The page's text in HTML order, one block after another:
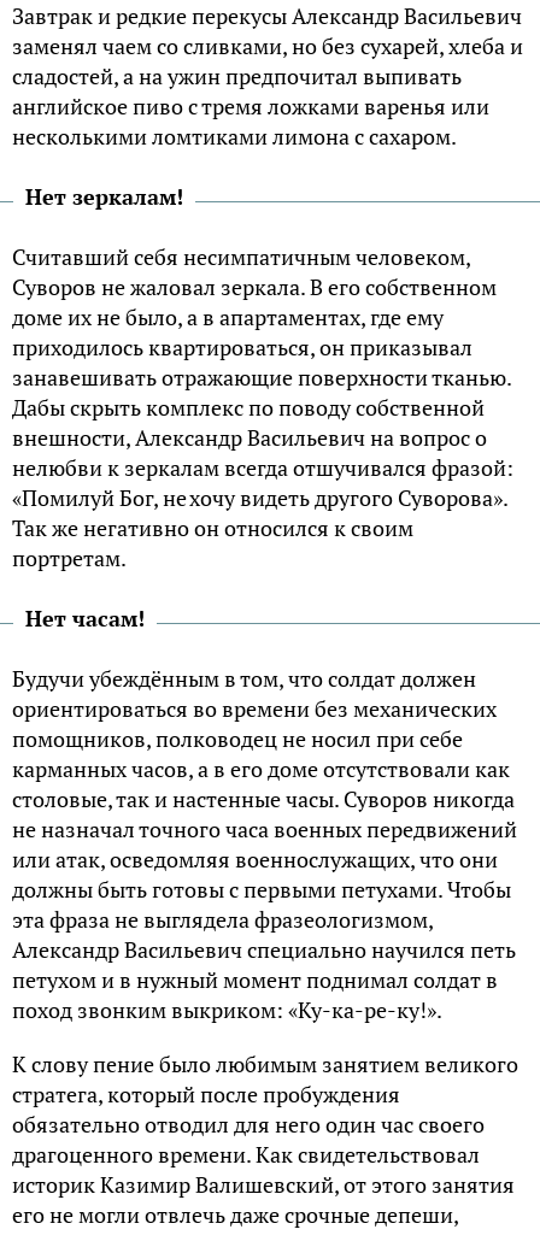
Завтрак и редкие перекусы Александр Васильевич
заменял чаем со сливками, но без сухарей, хлеба и
сладостей, а на ужин предпочитал выпивать
английское пиво с тремя ложками варенья или
несколькими ломтиками лимона с сахаром.
Нет зеркалам!
Считавший себя несимпатичным человеком,
Суворов не жаловал зеркала. В его собственном
доме их не было, а в апартаментах, где ему
приходилось квартироваться, он приказывал
занавешивать отражающие поверхности тканью.
Дабы скрыть комплекс по поводу собственной
внешности, Александр Васильевич на вопрос о
нелюбви к зеркалам всегда отшучивался фразой:
«Помилуй Бог, не хочу видеть другого Суворова».
Так же негативно он относился к своим
портретам.
Нет часам!
Будучи убеждённым в том, что солдат должен
ориентироваться во времени без механических
помощников, полководец не носил при себе
карманных часов, а в его доме отсутствовали как
столовые, так и настенные часы. Суворов никогда
не назначал точного часа военных передвижений
или атак, осведомляя военнослужащих, что они
должны быть готовы с первыми петухами. Чтобы
эта фраза не выглядела фразеологизмом,
Александр Васильевич специально научился петь
петухом и в нужный момент поднимал солдат в
поход звонким выкриком: «Ку-ка-ре-ку!».
К слову пение было любимым занятием великого
стратега, который после пробуждения
обязательно отводил для него один час своего
драгоценного времени. Как свидетельствовал
историк Казимир Валишевский, от этого занятия
его не могли отвлечь даже срочные депеши,